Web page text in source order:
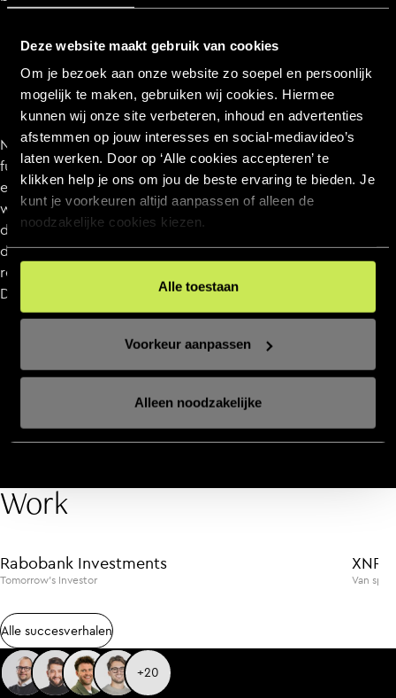
Deze website maakt gebruik van cookies
Om je bezoek aan onze website zo soepel en persoonlijk
mogelijk te maken, gebruiken wij cookies. Hiermee
kunnen wij onze site verbeteren, inhoud en advertenties
afstemmen op jouw interesses en social‑mediavideo’s
laten werken. Door op ‘Alle cookies accepteren’ te
klikken help je ons om jou de beste ervaring te bieden. Je
kunt je voorkeuren altijd aanpassen of alleen de
noodzakelijke cookies kiezen.
Alle toestaan
Voorkeur aanpassen
Alleen noodzakelijke
Na die sessie zal er genoeg informatie zijn om een uniek
fundament te realiseren. Daarna volgen de vragen die er
echt toe doen, zoals waar ligt het succes? En hoe gaan
we dit succes vergroten? Waar liggen er nog kansen? In
de loop van het traject gaan we meteen aan de slag met
de resultaten om deze vragen te beantwoorden en te
realiseren. Denk groot, start klein en groei slim. Every
Day.
Work
Rabobank Investments
Tomorrow’s Investor Van
Alle succesverhalen
Alle succesverhalen
+20